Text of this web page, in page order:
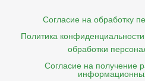
Согласие на обработку
Политика конфиденциальности
обработки
Согласие на получение